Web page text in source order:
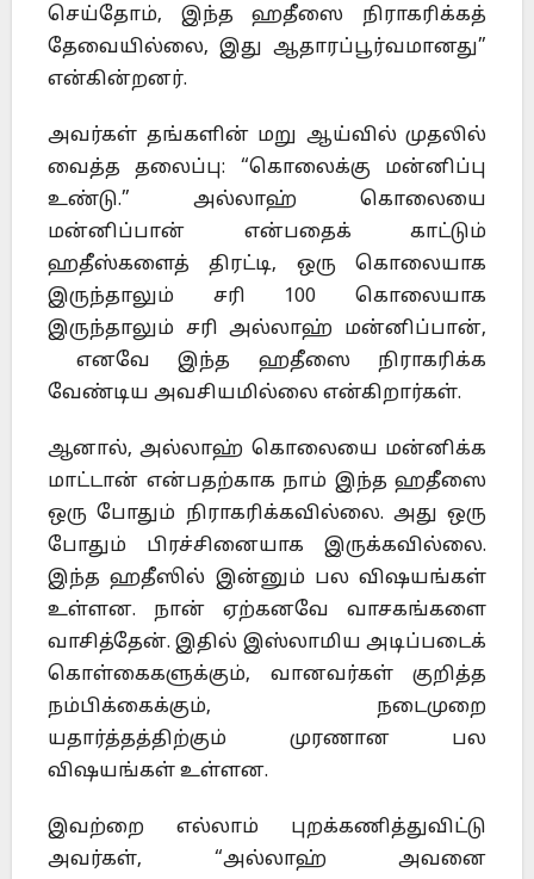
செய்தோம், இந்த ஹதீஸை நிராகரிக்கத்
தேவையில்லை, இது ஆதாரப்பூர்வமானது”
என்கின்றனர்.
அவர்கள் தங்களின் மறு ஆய்வில் முதலில்
வைத்த தலைப்பு: “கொலைக்கு மன்னிப்பு
உண்டு.” அல்லாஹ் கொலையை
மன்னிப்பான் என்பதைக் காட்டும்
ஹதீஸ்களைத் திரட்டி, ஒரு கொலையாக
இருந்தாலும் சரி 100 கொலையாக
இருந்தாலும் சரி அல்லாஹ் மன்னிப்பான்,
எனவே இந்த ஹதீஸை நிராகரிக்க
வேண்டிய அவசியமில்லை என்கிறார்கள்.
ஆனால், அல்லாஹ் கொலையை மன்னிக்க
மாட்டான் என்பதற்காக நாம் இந்த ஹதீஸை
ஒரு போதும் நிராகரிக்கவில்லை. அது ஒரு
போதும் பிரச்சினையாக இருக்கவில்லை.
இந்த ஹதீஸில் இன்னும் பல விஷயங்கள்
உள்ளன. நான் ஏற்கனவே வாசகங்களை
வாசித்தேன். இதில் இஸ்லாமிய அடிப்படைக்
கொள்கைகளுக்கும், வானவர்கள் குறித்த
நம்பிக்கைக்கும், நடைமுறை
யதார்த்தத்திற்கும் முரணான பல
விஷயங்கள் உள்ளன.
இவற்றை எல்லாம் புறக்கணித்துவிட்டு
அவர்கள், “அல்லாஹ் அவனை